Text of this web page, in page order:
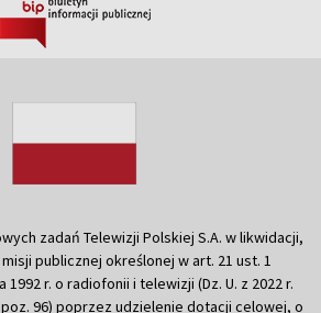
zadań Telewizji Polskiej S.A. w likwidacji,
publicznej określonej w art. 21 ust. 1
1992 r. o radiofonii i telewizji (Dz. U. z 2022 r.
poz. 96) poprzez udzielenie dotacji celowej, o